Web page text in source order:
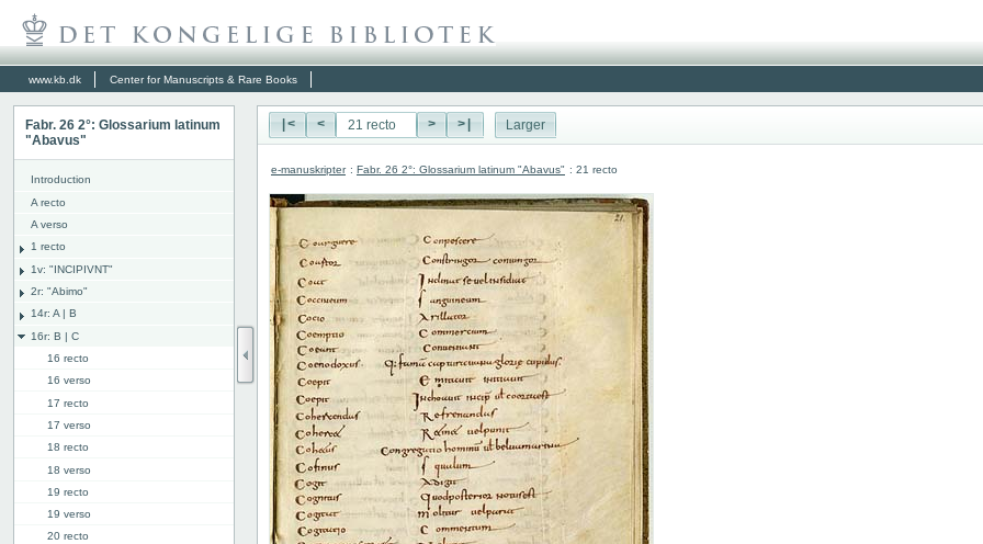
www.kb.dk Center for Manuscripts & Rare Books
Fabr. 26 2°: Glossarium latinum
"Abavus"
Introduction
A recto
A verso
1 recto
1v: "INCIPIVNT"
2r: "Abimo"
14r: A | B
16r: B | C
16 recto
16 verso
17 recto
17 verso
18 recto
18 verso
19 recto
19 verso
20 recto
|< < > >| Larger
e-manuskripter : Fabr. 26 2°: Glossarium latinum "Abavus" : 21 recto